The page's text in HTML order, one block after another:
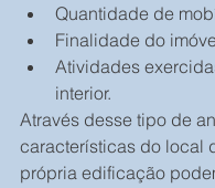
Quantidade de
Finalidade do
Atividades
interior.
Através desse tipo de
características do local
própria edificação